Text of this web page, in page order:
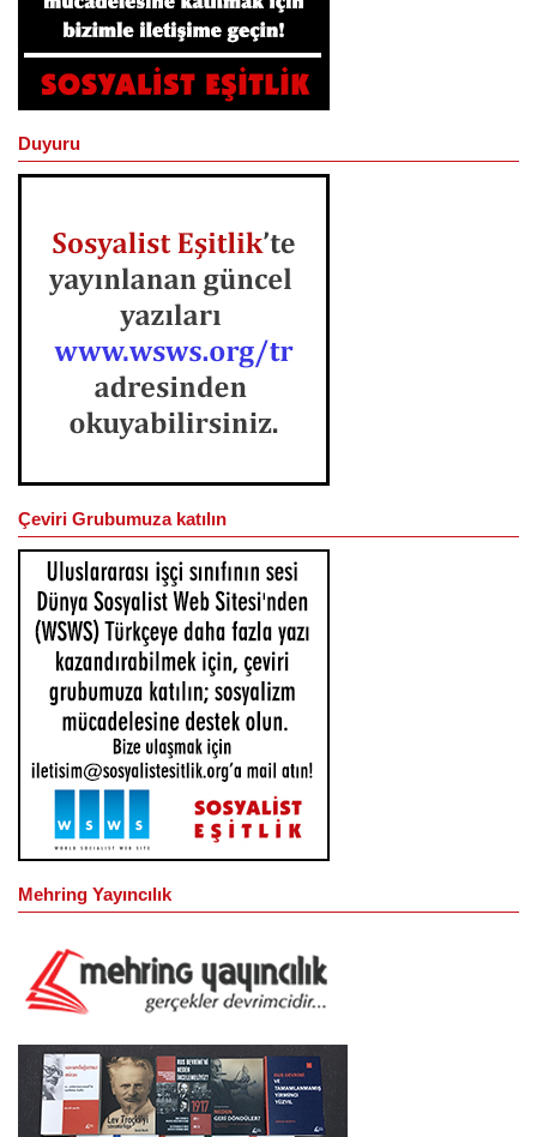
Duyuru
Çeviri Grubumuza katılın
Mehring Yayıncılık